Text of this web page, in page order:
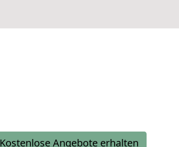
Kostenlose Angebote erhalten